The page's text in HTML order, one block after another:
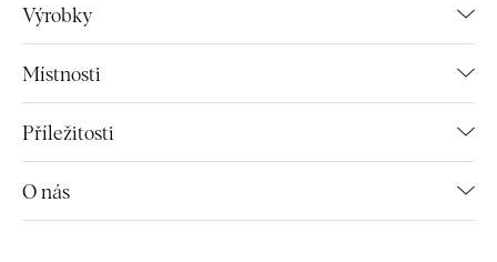
Výrobky
Místnosti
Příležitosti
O nás